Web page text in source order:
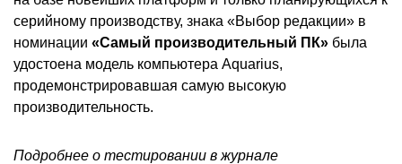
серийному производству, знака «Выбор редакции» в
номинации «Самый производительный ПК» была
удостоена модель компьютера Aquarius,
продемонстрировавшая самую высокую
производительность.
Подробнее о тестировании в журнале